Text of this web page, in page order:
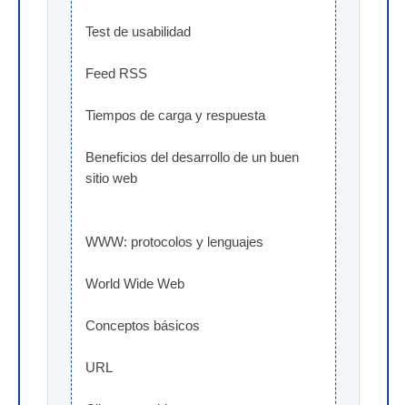
Test de usabilidad
Feed RSS
Tiempos de carga y respuesta
Beneficios del desarrollo de un buen
sitio web
WWW: protocolos y lenguajes
World Wide Web
Conceptos básicos
URL